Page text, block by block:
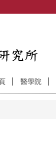
醫學院